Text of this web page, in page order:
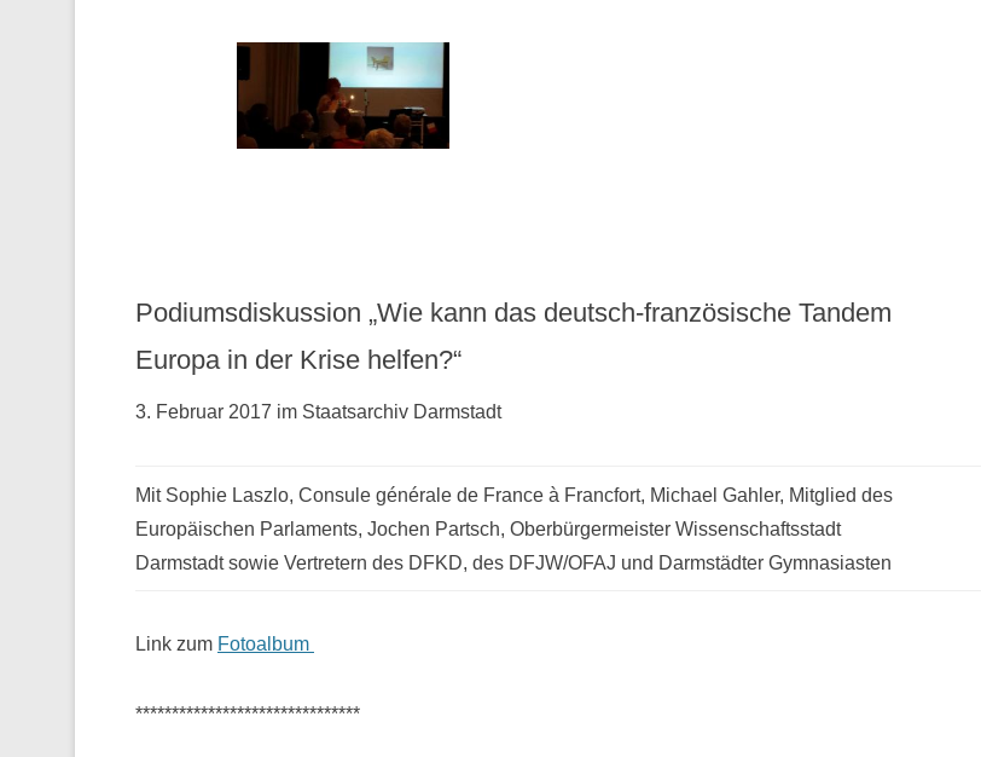
Podiumsdiskussion „Wie kann das deutsch-französische Tandem
Europa in der Krise helfen?“
3. Februar 2017 im Staatsarchiv Darmstadt
Mit Sophie Laszlo, Consule générale de France à Francfort, Michael Gahler, Mitglied des
Europäischen Parlaments, Jochen Partsch, Oberbürgermeister Wissenschaftsstadt
Darmstadt sowie Vertretern des DFKD, des DFJW/OFAJ und Darmstädter Gymnasiasten
Link zum Fotoalbum
*******************************